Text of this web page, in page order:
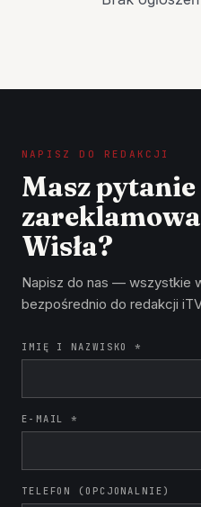
NAPISZ DO REDAKCJI
Masz
Wisła?
Napisz do nas — wszystkie
bezpośrednio do redakcji
IMIĘ I NAZWISKO *
E-MAIL *
TELEFON (OPCJONALNIE)